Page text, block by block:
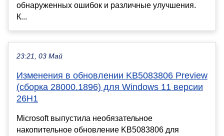
обнаруженных ошибок и различные улучшения.
К...
23:21, 03 Май
Изменения в обновлении KB5083806 Preview
(сборка 28000.1896) для Windows 11 версии
26H1
Microsoft выпустила необязательное
накопительное обновление KB5083806 для